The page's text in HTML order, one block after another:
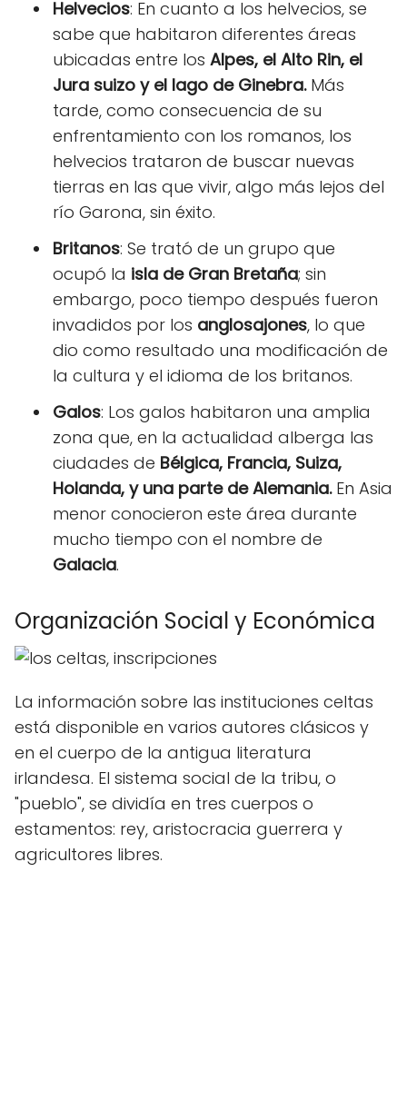
Helvecios: En cuanto a los helvecios, se
sabe que habitaron diferentes áreas
ubicadas entre los Alpes, el Alto Rin, el
Jura suizo y el lago de Ginebra.Más
tarde, como consecuencia de su
enfrentamiento con los romanos, los
helvecios trataron de buscar nuevas
tierras en las que vivir, algo más lejos del
río Garona, sin éxito.
Britanos: Se trató de un grupo que
ocupó la isla de Gran Bretaña; sin
embargo, poco tiempo después fueron
invadidos por los anglosajones, lo que
dio como resultado una modificación de
la cultura y el idioma de los britanos.
Galos: Los galos habitaron una amplia
zona que, en la actualidad alberga las
ciudades de Bélgica, Francia, Suiza,
Holanda, y una parte de Alemania.En Asia
menor conocieron este área durante
mucho tiempo con el nombre de
Galacia.
Organización Social y Económica
La información sobre las instituciones celtas
está disponible en varios autores clásicos y
en el cuerpo de la antigua literatura
irlandesa. El sistema social de la tribu, o
"pueblo", se dividía en tres cuerpos o
estamentos: rey, aristocracia guerrera y
agricultores libres.